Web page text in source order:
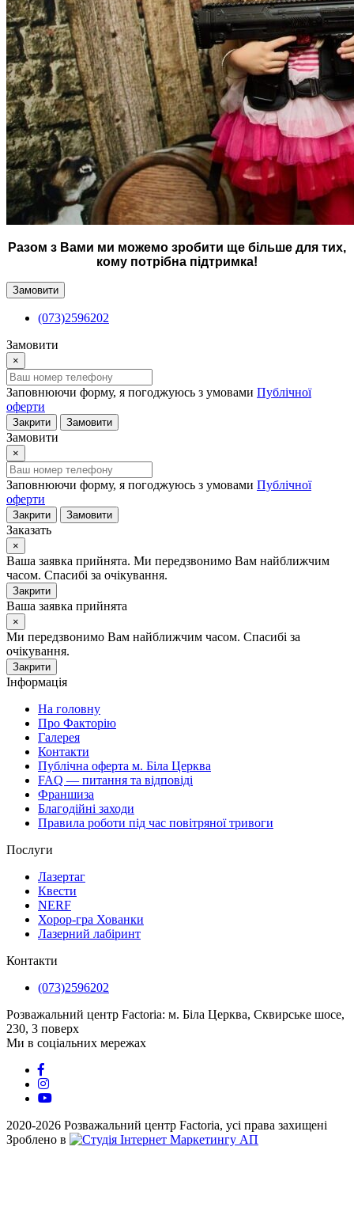
Разом з Вами ми можемо зробити ще більше для тих,
кому потрібна підтримка!
Замовити
(073)2596202
Замовити
×
Заповнюючи форму, я погоджуюсь з умовами Публічної
оферти
Закрити Замовити
Замовити
×
Заповнюючи форму, я погоджуюсь з умовами Публічної
оферти
Закрити Замовити
Заказать
×
Ваша заявка прийнята. Ми передзвонимо Вам найближчим
часом. Спасибі за очікування.
Закрити
Ваша заявка прийнята
×
Ми передзвонимо Вам найближчим часом. Спасибі за
очікування.
Закрити
Інформація
На головну
Про Факторію
Галерея
Контакти
Публічна оферта м. Біла Церква
FAQ — питання та відповіді
Франшиза
Благодійні заходи
Правила роботи під час повітряної тривоги
Послуги
Лазертаг
Квести
NERF
Хорор-гра Хованки
Лазерний лабіринт
Контакти
(073)2596202
Розважальний центр Factoria: м. Біла Церква, Сквирське шосе,
230, 3 поверх
Ми в соціальних мережах
2020-2026 Розважальний центр Factoria, усі права захищені
Зроблено в